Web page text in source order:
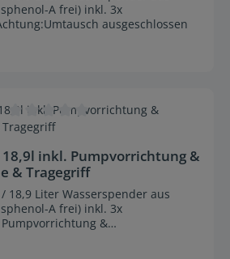
A frei) inkl. 3x
ausgeschlossen
von 0 von 5 Sternen
inkl. Pumpvorrichtung &
& Tragegriff
18,9 Liter Wasserspender aus
A frei) inkl. 3x
&